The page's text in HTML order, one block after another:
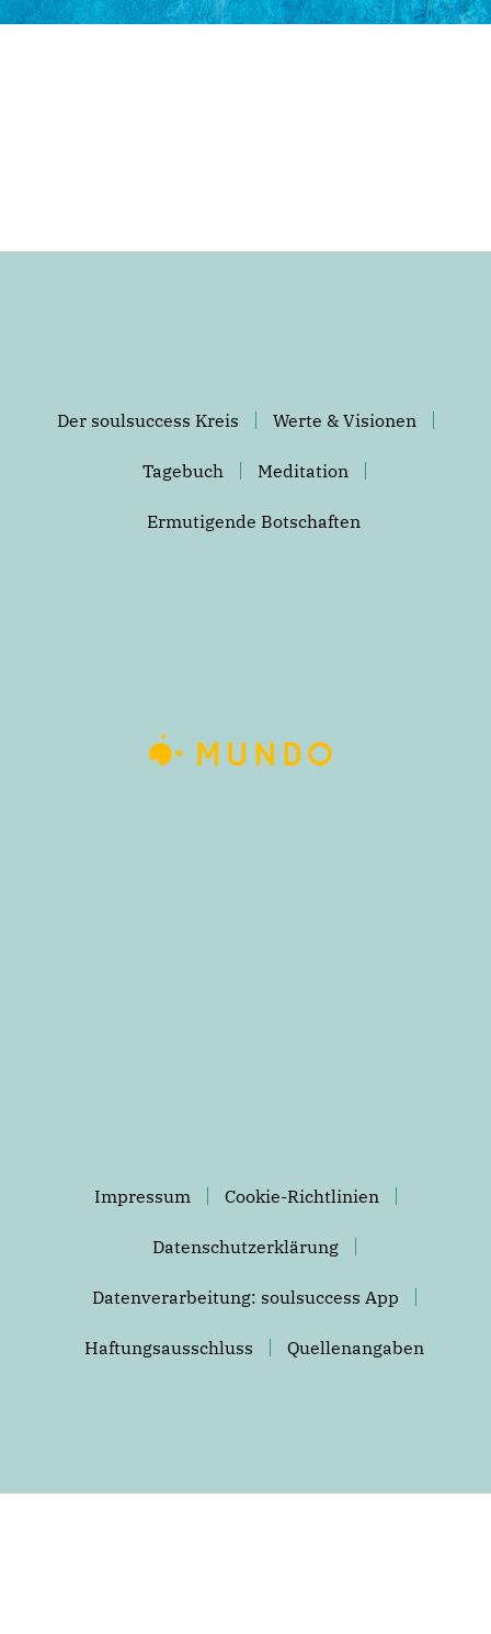
Der soulsuccess Kreis Werte & Visionen
Tagebuch Meditation
Ermutigende Botschaften
Impressum Cookie-Richtlinien
Datenschutzerklärung
Datenverarbeitung: soulsuccess App
Haftungsausschluss Quellenangaben